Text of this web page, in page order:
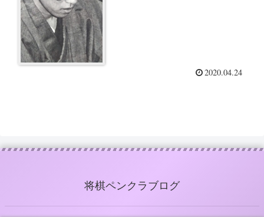
2020.04.24
将棋ペンクラブログ